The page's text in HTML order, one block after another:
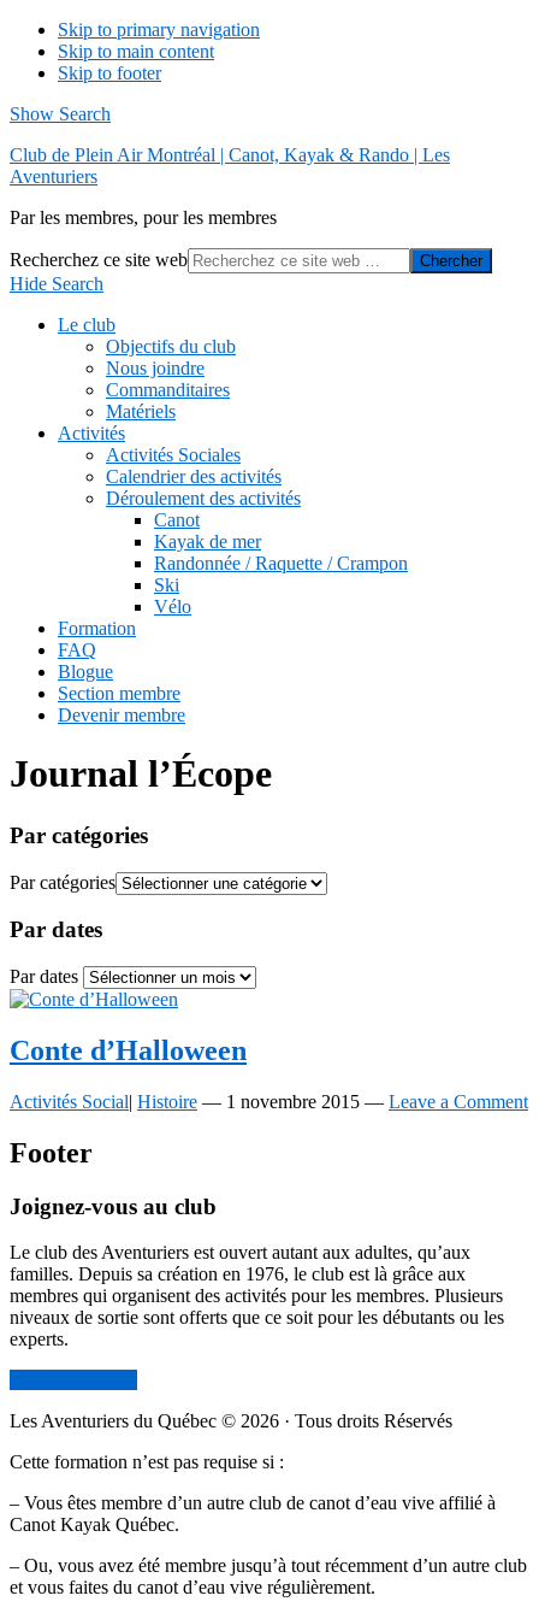
Skip to primary navigation
Skip to main content
Skip to footer
Show Search
Club de Plein Air Montréal | Canot, Kayak & Rando | Les
Aventuriers
Par les membres, pour les membres
Recherchez ce site web
Hide Search
Le club
Objectifs du club
Nous joindre
Commanditaires
Matériels
Activités
Activités Sociales
Calendrier des activités
Déroulement des activités
Canot
Kayak de mer
Randonnée / Raquette / Crampon
Ski
Vélo
Formation
FAQ
Blogue
Section membre
Devenir membre
Journal l’Écope
Par catégories
Par catégories
Par dates
Par dates
Conte d’Halloween
Activités Social| Histoire — 1 novembre 2015 — Leave a Comment
Footer
Joignez-vous au club
Le club des Aventuriers est ouvert autant aux adultes, qu’aux
familles. Depuis sa création en 1976, le club est là grâce aux
membres qui organisent des activités pour les membres. Plusieurs
niveaux de sortie sont offerts que ce soit pour les débutants ou les
experts.
Les Aventuriers du Québec © 2026 · Tous droits Réservés
Cette formation n’est pas requise si :
– Vous êtes membre d’un autre club de canot d’eau vive affilié à
Canot Kayak Québec.
– Ou, vous avez été membre jusqu’à tout récemment d’un autre club
et vous faites du canot d’eau vive régulièrement.